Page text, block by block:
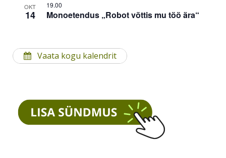
OKT
14 Monoetendus „Robot võttis mu töö ära“
19.00
Vaata kogu kalendrit